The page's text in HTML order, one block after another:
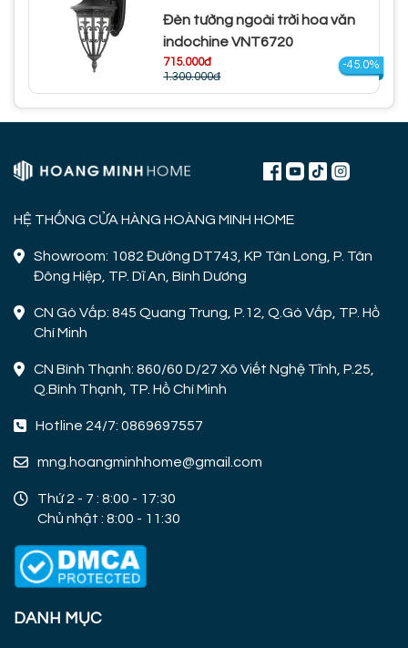
Đèn tường ngoài trời hoa văn
indochine VNT6720
715.000đ
1.300.000đ
-45.0%
HỆ THỐNG CỬA HÀNG HOÀNG MINH HOME
Showroom: 1082 Đường DT743, KP Tân Long, P. Tân
Đông Hiệp, TP. Dĩ An, Bình Dương
CN Gò Vấp: 845 Quang Trung, P.12, Q.Gò Vấp, TP. Hồ
Chí Minh
CN Bình Thạnh: 860/60 D/27 Xô Viết Nghệ Tĩnh, P.25,
Q.Bình Thạnh, TP. Hồ Chí Minh
Hotline 24/7: 0869697557
mng.hoangminhhome@gmail.com
Thứ 2 - 7 : 8:00 - 17:30
Chủ nhật : 8:00 - 11:30
DANH MỤC